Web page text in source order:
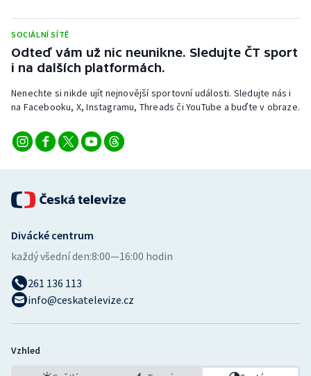
SOCIÁLNÍ SÍTĚ
Odteď vám už nic neunikne. Sledujte ČT sport
i na dalších platformách.
Nenechte si nikde ujít nejnovější sportovní události. Sledujte nás i
na Facebooku, X, Instagramu, Threads či YouTube a buďte v obraze.
Divácké centrum
každý všední den:8:00—16:00 hodin
261 136 113
info@ceskatelevize.cz
Vzhled